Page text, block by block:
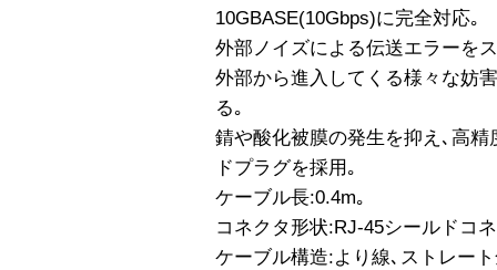
10GBASE(10Gbps)に完全対応｡
外部ノイズによる伝送エラーを
外部から進入してくる様々な妨
る｡
錆や酸化被膜の発生を抑え､高
ドプラグを採用｡
ケーブル長:0.4m｡
コネクタ形状:RJ-45シールドコ
ケーブル構造:より線､ストレー